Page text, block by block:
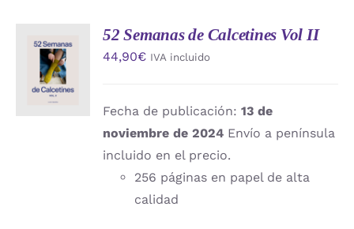
AÑADIR
AL
CARRITO
/
DETALLES
52 Semanas de Calcetines Vol II
44,90€ IVA incluido
Fecha de publicación:13 de
noviembre de 2024 Envío a península
incluido en el precio.
256 páginas en papel de alta
calidad